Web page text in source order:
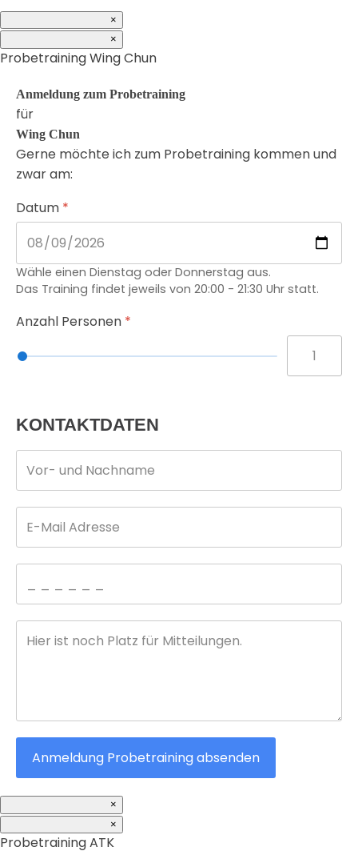
×
×
Probetraining Wing Chun
Anmeldung zum Probetraining
für
Wing Chun
Gerne möchte ich zum Probetraining kommen und
zwar am:
Datum *
Wähle einen Dienstag oder Donnerstag aus.
Das Training findet jeweils von 20:00 - 21:30 Uhr statt.
Anzahl Personen *
KONTAKTDATEN
Anmeldung Probetraining absenden
×
×
Probetraining ATK